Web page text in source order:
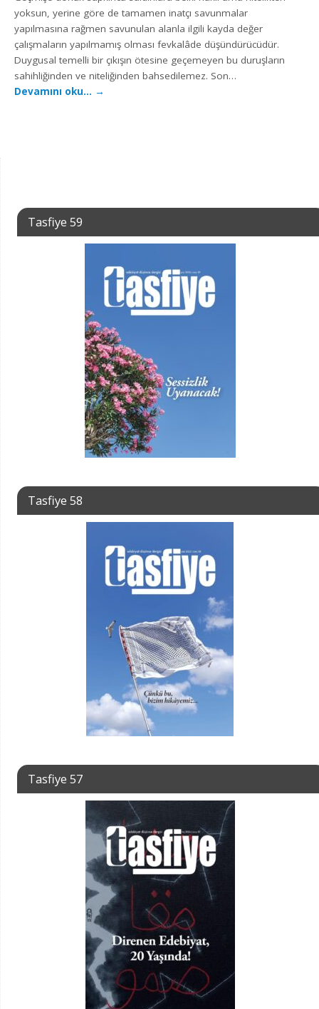
yoksun, yerine göre de tamamen inatçı savunmalar
yapılmasına rağmen savunulan alanla ilgili kayda değer
çalışmaların yapılmamış olması fevkalâde düşündürücüdür.
Duygusal temelli bir çıkışın ötesine geçemeyen bu duruşların
sahihliğinden ve niteliğinden bahsedilemez. Son…
Devamını oku… →
Tasfiye 59
Tasfiye 58
Tasfiye 57